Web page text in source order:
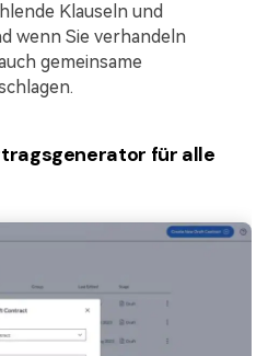
Klauseln und
wenn Sie verhandeln
gemeinsame
für alle